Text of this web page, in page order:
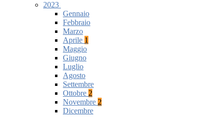
2023
Gennaio
Febbraio
Marzo
Aprile 1
Maggio
Giugno
Luglio
Agosto
Settembre
Ottobre 2
Novembre 2
Dicembre